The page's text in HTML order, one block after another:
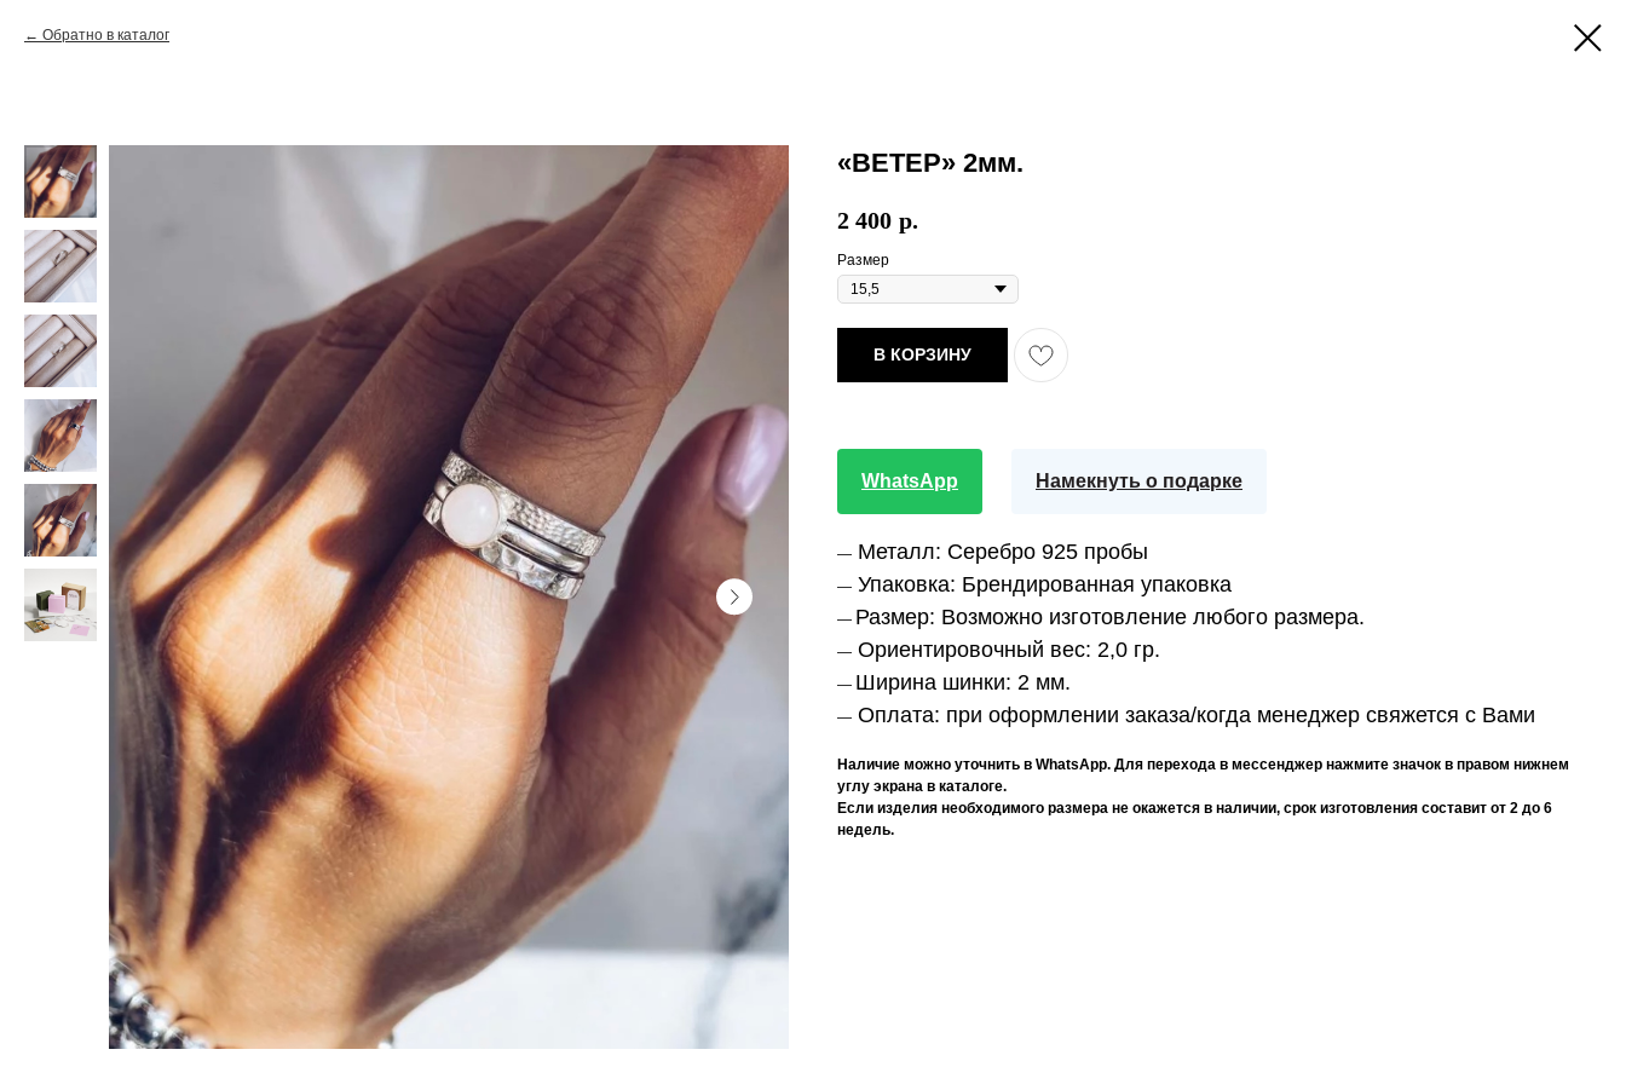
Обратно в каталог
«ВЕТЕР» 2мм.
2 400 р.
Размер
В КОРЗИНУ
WhatsApp Намекнуть о подарке
— Металл: Серебро 925 пробы
— Упаковка: Брендированная упаковка
— Размер: Возможно изготовление любого размера.
— Ориентировочный вес: 2,0 гр.
— Ширина шинки: 2 мм.
— Оплата: при оформлении заказа/когда менеджер свяжется с Вами
Наличие можно уточнить в WhatsApp. Для перехода в мессенджер нажмите значок в правом нижнем
углу экрана в каталоге.
Если изделия необходимого размера не окажется в наличии, срок изготовления составит от 2 до 6
недель.